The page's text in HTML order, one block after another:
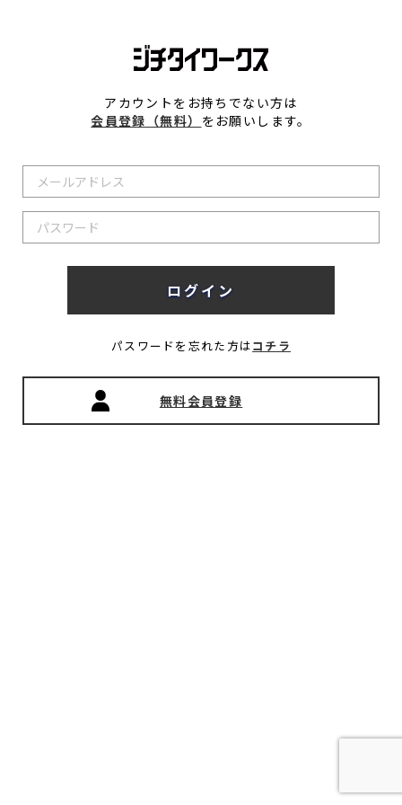
アカウントをお持ちでない方は
会員登録（無料） をお願いします。
パスワードを忘れた方はコチラ
無料会員登録